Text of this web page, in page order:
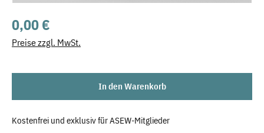
Regulärer Preis:
0,00 €
Preise zzgl. MwSt.
In den Warenkorb
Kostenfrei und exklusiv für ASEW-Mitglieder